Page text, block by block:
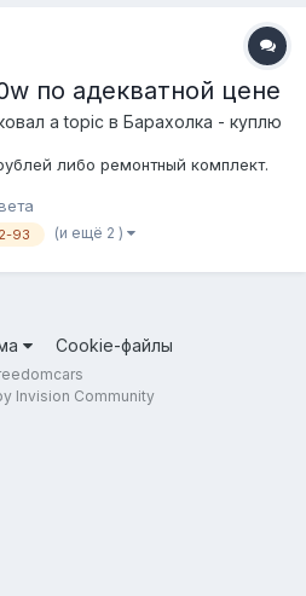
по адекватной цене
a topic в Барахолка - куплю
либо ремонтный комплект.
93 (и ещё 2 )
Cookie-файлы
Invision Community